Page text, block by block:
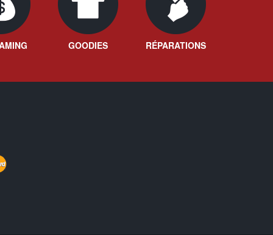
GOODIES RÉPARATIONS